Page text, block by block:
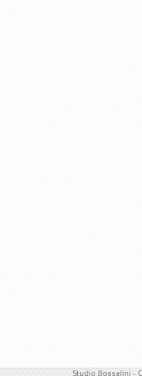
Studio Bossalini -